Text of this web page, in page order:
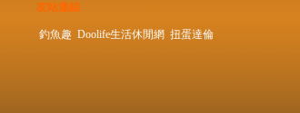
友站連結
釣魚趣 Doolife生活休閒網 扭蛋達倫